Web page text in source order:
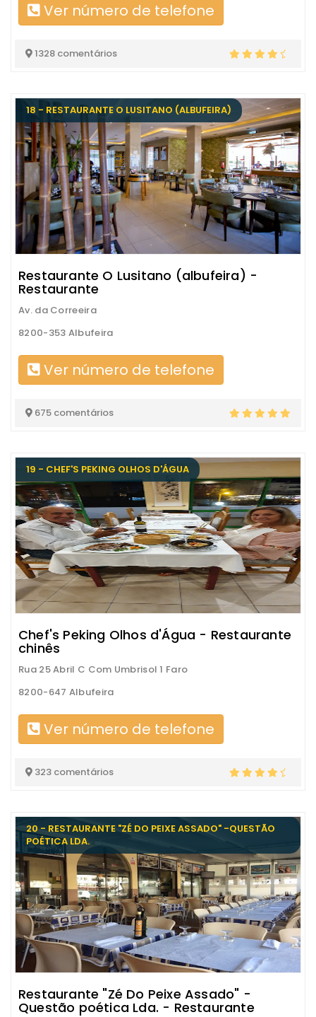
Ver número de telefone
1328 comentários
18 - RESTAURANTE O LUSITANO (ALBUFEIRA)
Restaurante O Lusitano (albufeira) -
Restaurante
Av. da Correeira
8200-353 Albufeira
Ver número de telefone
675 comentários
19 - CHEF'S PEKING OLHOS D'ÁGUA
Chef's Peking Olhos d'Água - Restaurante
chinês
Rua 25 Abril C Com Umbrisol 1 Faro
8200-647 Albufeira
Ver número de telefone
323 comentários
20 - RESTAURANTE "ZÉ DO PEIXE ASSADO" -QUESTÃO
POÉTICA LDA.
Restaurante "Zé Do Peixe Assado" -
Questão poética Lda. - Restaurante